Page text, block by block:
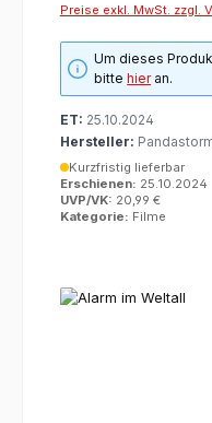
Preise exkl. MwSt. zzgl.
Um dieses
bittehieran.
ET: 25.10.2024
Hersteller:
Kurzfristig lieferbar
Erschienen: 25.10.2024
UVP/VK: 20,99 €
Kategorie: Filme